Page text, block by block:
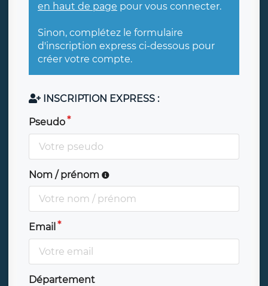
en haut de page pour vous connecter.
Sinon, complétez le formulaire
d'inscription express ci-dessous pour
créer votre compte.
INSCRIPTION EXPRESS :
Pseudo
Nom / prénom
Email
Département